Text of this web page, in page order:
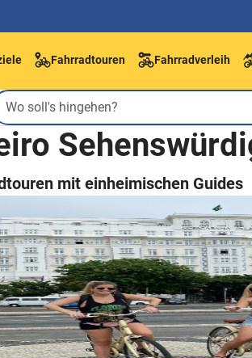
Fahrradtouren Fahrradverleih
mit einheimischen Guides